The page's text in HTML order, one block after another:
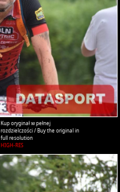
Kup oryginał w pełnej
rozdzielczości / Buy the original in
full resolution
HIGH-RES